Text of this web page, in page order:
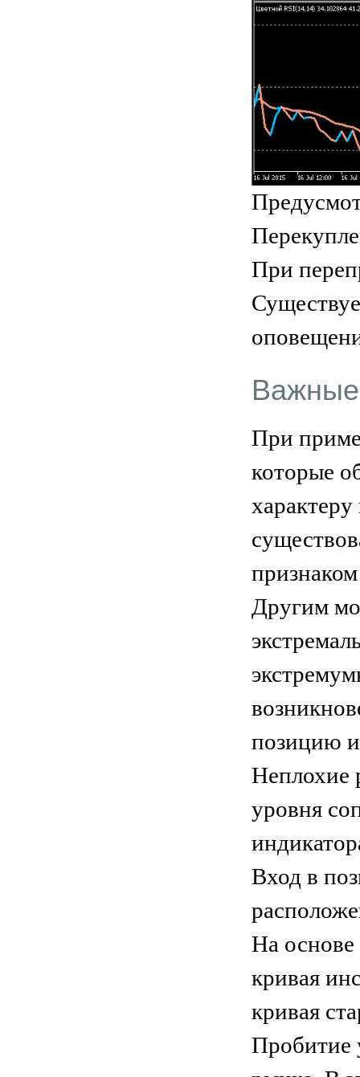
При
Важные
При
которые
Другим
позицию
Неплохие
уровня
Вход в
На основе
кривая
кривая
Пробитие